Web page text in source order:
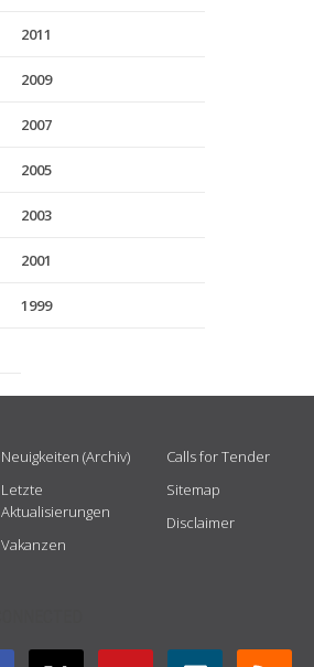
2011
2009
2007
2005
2003
2001
1999
Neuigkeiten (Archiv)
Letzte
Aktualisierungen
Vakanzen
Calls for Tender
Sitemap
Disclaimer